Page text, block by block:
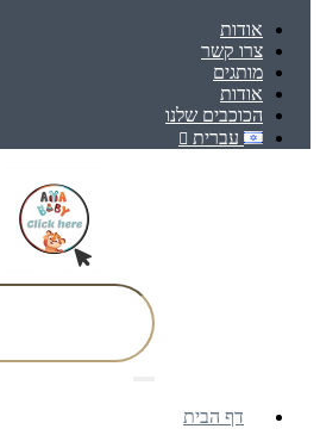
אודות
צרו קשר
מותגים
אודות
הכוכבים שלנו
עברית
דף הבית